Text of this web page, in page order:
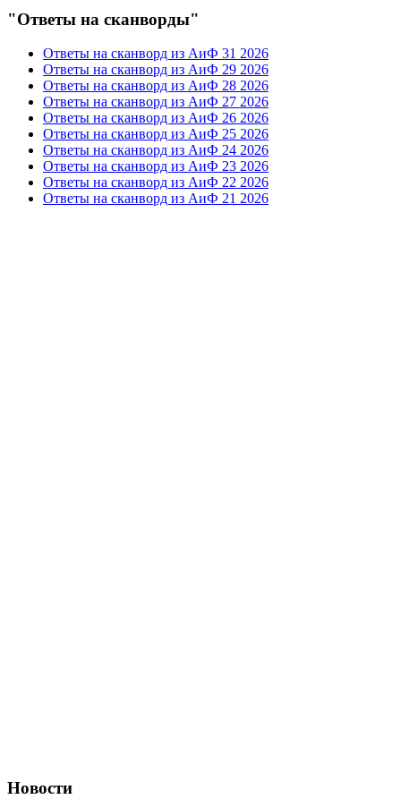
"Ответы на сканворды"
Ответы на сканворд из АиФ 31 2026
Ответы на сканворд из АиФ 29 2026
Ответы на сканворд из АиФ 28 2026
Ответы на сканворд из АиФ 27 2026
Ответы на сканворд из АиФ 26 2026
Ответы на сканворд из АиФ 25 2026
Ответы на сканворд из АиФ 24 2026
Ответы на сканворд из АиФ 23 2026
Ответы на сканворд из АиФ 22 2026
Ответы на сканворд из АиФ 21 2026
Новости